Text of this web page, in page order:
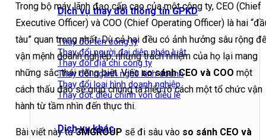
Dịch vụ thay đổi thông tin GPKD
Thay đổi tên công ty
Thay đổi người đại diện pháp luật
Thay đổi địa chỉ công ty
Thay đổi ngành nghề kinh doanh
Thay đổi loại hình doanh nghiệp
Thay đổi, điều chỉnh vốn điều lệ
Dịch vụ khác
Trong bộ máy lãnh đạo cấp cao của một công ty, CEO (Chief
Executive Officer) và COO (Chief Operating Officer) là hai
tàu” quan trọng nhất. Dù cả hai đều có ảnh hưởng sâu rộng
vận mệnh doanh nghiệp, nhưng trách nhiệm của họ lại mang
những sắc thái riêng biệt. Việc so sánh CEO và COO một
cách thấu đáo sẽ giúp chúng ta hiểu rõ cách một tổ chức vận
hành từ tầm nhìn đến thực thi.
Bài viết này từ3MGROUP sẽ đi sâu vào so sánh CEO và